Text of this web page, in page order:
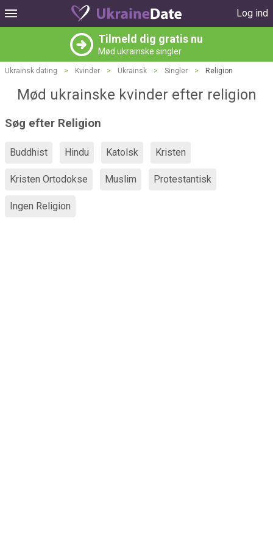
Log ind
Tilmeld dig gratis nu
Mød ukrainske singler
Ukrainsk dating > Kvinder > Ukrainsk > Singler > Religion
Mød ukrainske kvinder efter religion
Søg efter Religion
Buddhist Hindu Katolsk Kristen
Kristen Ortodokse Muslim Protestantisk
Ingen Religion